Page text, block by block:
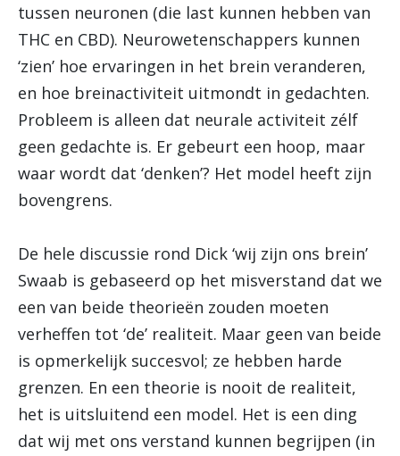
tussen neuronen (die last kunnen hebben van
THC en CBD). Neurowetenschappers kunnen
‘zien’ hoe ervaringen in het brein veranderen,
en hoe breinactiviteit uitmondt in gedachten.
Probleem is alleen dat neurale activiteit zélf
geen gedachte is. Er gebeurt een hoop, maar
waar wordt dat ‘denken’? Het model heeft zijn
bovengrens.
De hele discussie rond Dick ‘wij zijn ons brein’
Swaab is gebaseerd op het misverstand dat we
een van beide theorieën zouden moeten
verheffen tot ‘de’ realiteit. Maar geen van beide
is opmerkelijk succesvol; ze hebben harde
grenzen. En een theorie is nooit de realiteit,
het is uitsluitend een model. Het is een ding
dat wij met ons verstand kunnen begrijpen (in